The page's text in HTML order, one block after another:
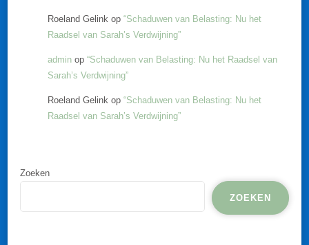
Roeland Gelink op “Schaduwen van Belasting: Nu het
Raadsel van Sarah’s Verdwijning”
admin op “Schaduwen van Belasting: Nu het Raadsel van
Sarah’s Verdwijning”
Roeland Gelink op “Schaduwen van Belasting: Nu het
Raadsel van Sarah’s Verdwijning”
Zoeken
ZOEKEN